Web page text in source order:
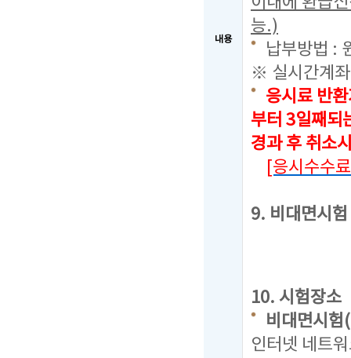
내용
능.)
납부방법 :
※ 실시간계좌
응시료 반
부터 3일째되
경과 후 취소
[응시수수
9. 비대면시
10. 시험장소
비대면시험
인터넷 네트